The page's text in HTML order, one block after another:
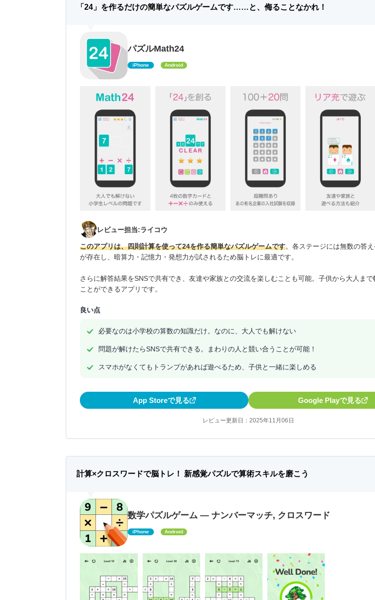
「24」を作るだけの簡単なパズルゲームです……と、侮ることなかれ！
パズルMath24
iPhone Android
レビュー担当:ライコウ
このアプリは、四則計算を使って24を作る簡単なパズルゲームです。各ステージには無数の答
が存在し、暗算力・記憶力・発想力が試されるため脳トレに最適です。
さらに解答結果をSNSで共有でき、友達や家族との交流を楽しむことも可能。子供から大人ま
ことができるアプリです。
良い点
必要なのは小学校の算数の知識だけ。なのに、大人でも解けない
問題が解けたらSNSで共有できる。まわりの人と競い合うことが可能！
スマホがなくてもトランプがあれば遊べるため、子供と一緒に楽しめる
App Storeで見る Google Playで見る
レビュー更新日：2025年11月06日
計算×クロスワードで脳トレ！ 新感覚パズルで算術スキルを磨こう
数学パズルゲーム — ナンバーマッチ, クロスワード
iPhone Android